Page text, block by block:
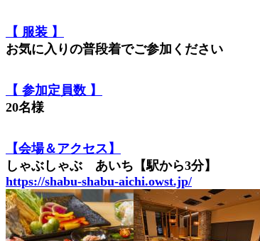
【 服装 】
お気に入りの普段着でご参加ください
【 参加定員数 】
20名様
【会場＆アクセス】
しゃぶしゃぶ あいち【駅から3分】
https://shabu-shabu-aichi.owst.jp/